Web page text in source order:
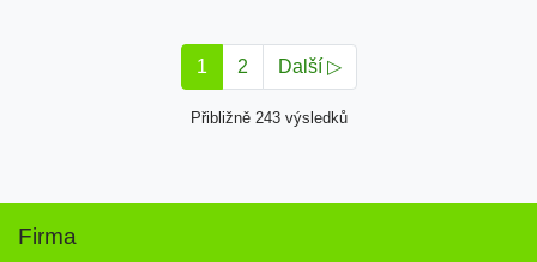
1 2 Další ▷
Přibližně 243 výsledků
Firma